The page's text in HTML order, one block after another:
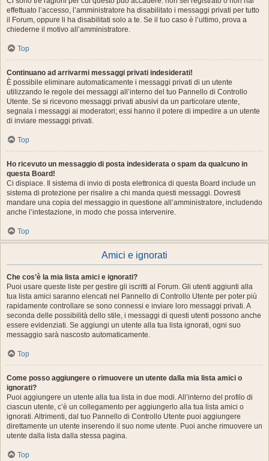
effettuato l’accesso, l’amministratore ha disabilitato i messaggi privati per tutto
il Forum, oppure li ha disabilitati solo a te. Se il tuo caso è l’ultimo, prova a
chiederne il motivo all’amministratore.
Top
Continuano ad arrivarmi messaggi privati indesiderati!
È possibile eliminare automaticamente i messaggi privati ​​di un utente
utilizzando le regole dei messaggi all’interno del tuo Pannello di Controllo
Utente. Se si ricevono messaggi privati ​​abusivi da un particolare utente,
segnala i messaggi ai moderatori; essi hanno il potere di impedire a un utente
di inviare messaggi privati​​.
Top
Ho ricevuto un messaggio di posta indesiderata o spam da qualcuno in
questa Board!
Ci dispiace. Il sistema di invio di posta elettronica di questa Board include un
sistema di protezione per risalire a chi manda questi messaggi. Dovresti
mandare una copia del messaggio in questione all’amministratore, includendo
anche l’intestazione, in modo che possa intervenire.
Top
Amici e ignorati
Che cos’è la mia lista amici e ignorati?
Puoi usare queste liste per gestire gli iscritti al Forum. Gli utenti aggiunti alla
tua lista amici saranno elencati nel Pannello di Controllo Utente per poter più
rapidamente controllare se sono connessi e inviare loro messaggi privati. A
seconda delle possibilità dello stile, i messaggi di questi utenti possono anche
essere evidenziati. Se aggiungi un utente alla tua lista ignorati, ogni suo
messaggio sarà nascosto automaticamente.
Top
Come posso aggiungere o rimuovere un utente dalla mia lista amici o
ignorati?
Puoi aggiungere un utente alla tua lista in due modi. All’interno del profilo di
ciascun utente, c’è un collegamento per aggiungerlo alla tua lista amici o
ignorati. Altrimenti, dal tuo Pannello di Controllo Utente puoi aggiungere
direttamente un utente inserendo il suo nome utente. Puoi anche rimuovere un
utente dalla lista dalla stessa pagina.
Top